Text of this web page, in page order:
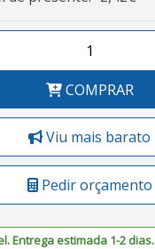
COMPRAR
Viu mais barato
Pedir orçamento
Entrega estimada 1-2 dias.